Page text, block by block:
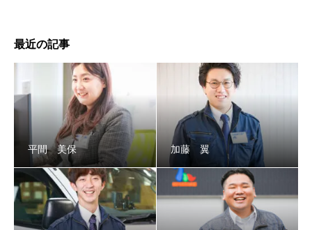
最近の記事
平間 美保 加藤 翼